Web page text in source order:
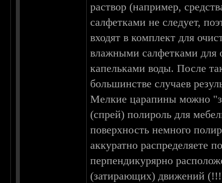
раствор (например,
салфетками не следует,
входят в комплект для
влажными салфетками для
капельками воды. После
большинстве случаев
Мелкие царапины можно
(спрей) полироль для
поверхность немного
аккуратно распределяете
перпендикурярно
(затирающих) движений